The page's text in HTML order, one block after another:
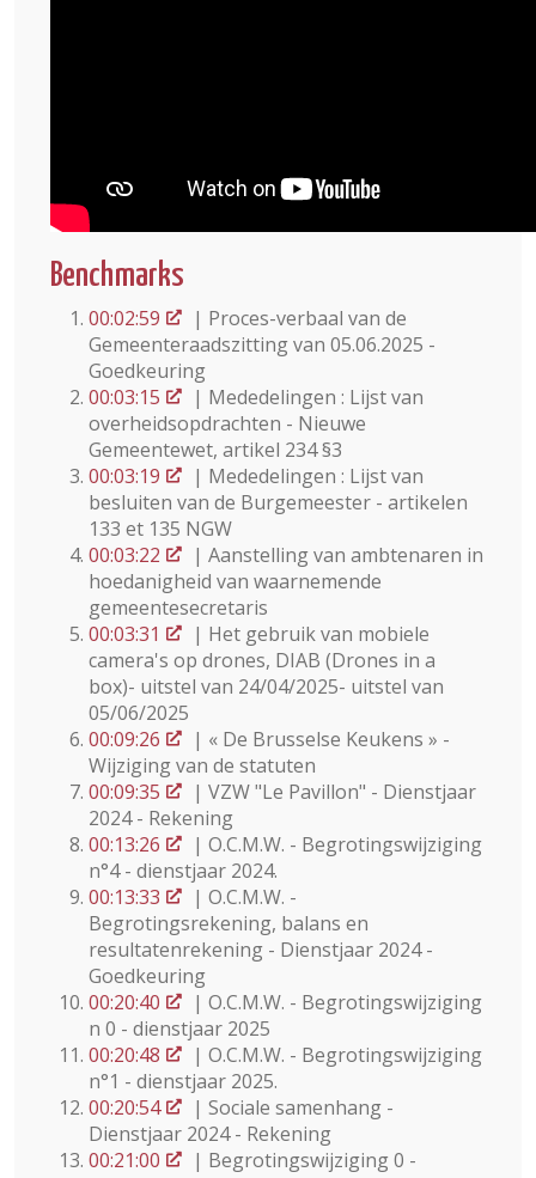
Benchmarks
00:02:59
| Proces-verbaal van de
Gemeenteraadszitting van 05.06.2025 -
Goedkeuring
00:03:15
| Mededelingen : Lijst van
overheidsopdrachten - Nieuwe
Gemeentewet, artikel 234 §3
00:03:19
| Mededelingen : Lijst van
besluiten van de Burgemeester - artikelen
133 et 135 NGW
00:03:22
| Aanstelling van ambtenaren in
hoedanigheid van waarnemende
gemeentesecretaris
00:03:31
| Het gebruik van mobiele
camera's op drones, DIAB (Drones in a
box)- uitstel van 24/04/2025- uitstel van
05/06/2025
00:09:26
| « De Brusselse Keukens » -
Wijziging van de statuten
00:09:35
| VZW "Le Pavillon" - Dienstjaar
2024 - Rekening
00:13:26
| O.C.M.W. - Begrotingswijziging
n°4 - dienstjaar 2024.
00:13:33
| O.C.M.W. -
Begrotingsrekening, balans en
resultatenrekening - Dienstjaar 2024 -
Goedkeuring
00:20:40
| O.C.M.W. - Begrotingswijziging
n 0 - dienstjaar 2025
00:20:48
| O.C.M.W. - Begrotingswijziging
n°1 - dienstjaar 2025.
00:20:54
| Sociale samenhang -
Dienstjaar 2024 - Rekening
00:21:00
| Begrotingswijziging 0 -